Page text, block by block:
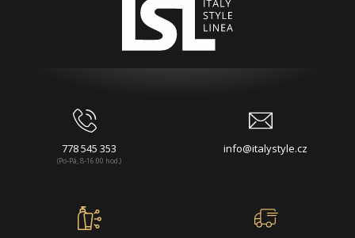
778 545 353
(Po-Pá, 8-16:00 hod.)
info@italystyle.cz